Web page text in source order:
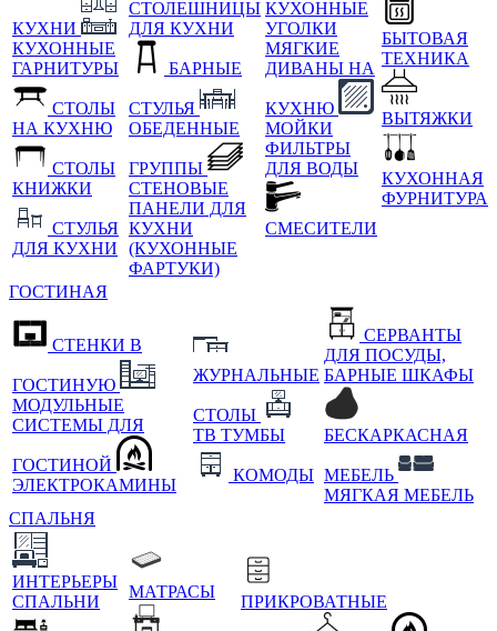
КУХНИ
КУХОННЫЕ
ГАРНИТУРЫ
СТОЛЫ
НА КУХНЮ
СТОЛЫ
КНИЖКИ
СТУЛЬЯ
ДЛЯ КУХНИ
СТОЛЕШНИЦЫ
ДЛЯ КУХНИ
БАРНЫЕ
СТУЛЬЯ
ОБЕДЕННЫЕ
ГРУППЫ
СТЕНОВЫЕ
ПАНЕЛИ ДЛЯ
КУХНИ
(КУХОННЫЕ
ФАРТУКИ)
КУХОННЫЕ
УГОЛКИ
МЯГКИЕ
ДИВАНЫ НА
КУХНЮ
МОЙКИ
ФИЛЬТРЫ
ДЛЯ ВОДЫ
СМЕСИТЕЛИ
БЫТОВАЯ
ТЕХНИКА
ВЫТЯЖКИ
КУХОННАЯ
ФУРНИТУРА
ГОСТИНАЯ
СТЕНКИ В
ГОСТИНУЮ
МОДУЛЬНЫЕ
СИСТЕМЫ ДЛЯ
ГОСТИНОЙ
ЭЛЕКТРОКАМИНЫ
ЖУРНАЛЬНЫЕ
СТОЛЫ
ТВ ТУМБЫ
КОМОДЫ
СЕРВАНТЫ
ДЛЯ ПОСУДЫ,
БАРНЫЕ ШКАФЫ
БЕСКАРКАСНАЯ
МЕБЕЛЬ
МЯГКАЯ МЕБЕЛЬ
СПАЛЬНЯ
ИНТЕРЬЕРЫ
СПАЛЬНИ
МАТРАСЫ
ПРИКРОВАТНЫЕ